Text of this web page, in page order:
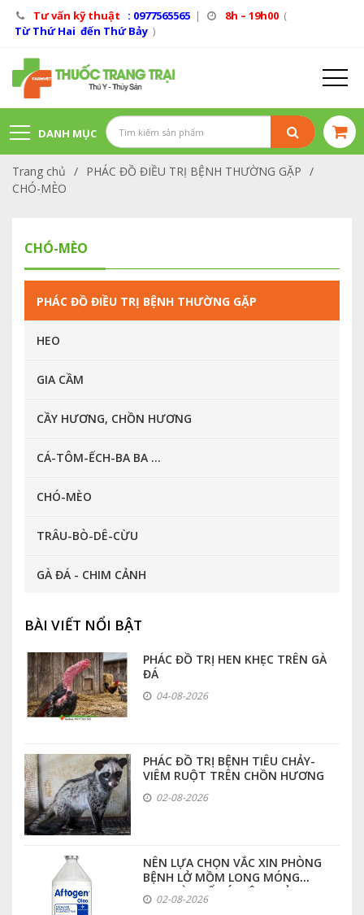
Tư vấn kỹ thuật : 0977565565 | 8h – 19h00 (
Từ Thứ Hai đến Thứ Bảy )
DANH MỤC
SẢN PHẨM
Trang chủ / PHÁC ĐỒ ĐIỀU TRỊ BỆNH THƯỜNG GẶP /
CHÓ-MÈO
CHÓ-MÈO
PHÁC ĐỒ ĐIỀU TRỊ BỆNH THƯỜNG GẶP
HEO
GIA CẦM
CẦY HƯƠNG, CHỒN HƯƠNG
CÁ-TÔM-ẾCH-BA BA ...
CHÓ-MÈO
TRÂU-BÒ-DÊ-CỪU
GÀ ĐÁ - CHIM CẢNH
BÀI VIẾT NỔI BẬT
PHÁC ĐỒ TRỊ HEN KHẸC TRÊN GÀ
ĐÁ
04-08-2026
PHÁC ĐỒ TRỊ BỆNH TIÊU CHẢY-
VIÊM RUỘT TRÊN CHỒN HƯƠNG
02-08-2026
NÊN LỰA CHỌN VẮC XIN PHÒNG
BỆNH LỞ MỒM LONG MÓNG
LOẠI NÀO ĐỂ CÓ HIỆU QUẢ CAO
NHẤT
02-08-2026